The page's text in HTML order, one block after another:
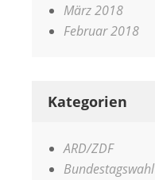
März 2018
Februar 2018
Kategorien
ARD/ZDF
Bundestagswahl